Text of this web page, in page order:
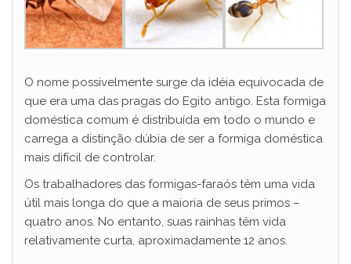
O nome possivelmente surge da idéia equivocada de
que era uma das pragas do Egito antigo. Esta formiga
doméstica comum é distribuída em todo o mundo e
carrega a distinção dúbia de ser a formiga doméstica
mais difícil de controlar.
Os trabalhadores das formigas-faraós têm uma vida
útil mais longa do que a maioria de seus primos –
quatro anos. No entanto, suas rainhas têm vida
relativamente curta, aproximadamente 12 anos.